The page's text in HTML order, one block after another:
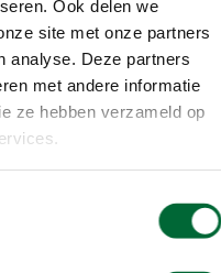
Ook delen we
site met onze partners
analyse. Deze partners
met andere informatie
ze hebben verzameld op
de 3e keer vanuit
Doele, gelegen aan de
bij de 1e tocht van de
De koemarkt
1645. Toen werd een
van verticale
lopen we het oude